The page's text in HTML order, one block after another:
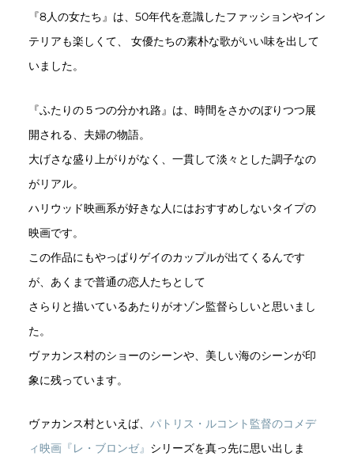
『8人の女たち』は、50年代を意識したファッションやイン
テリアも楽しくて、 女優たちの素朴な歌がいい味を出して
いました。
『ふたりの５つの分かれ路』は、時間をさかのぼりつつ展
開される、夫婦の物語。
大げさな盛り上がりがなく、一貫して淡々とした調子なの
がリアル。
ハリウッド映画系が好きな人にはおすすめしないタイプの
映画です。
この作品にもやっぱりゲイのカップルが出てくるんです
が、あくまで普通の恋人たちとして
さらりと描いているあたりがオゾン監督らしいと思いまし
た。
ヴァカンス村のショーのシーンや、美しい海のシーンが印
象に残っています。
ヴァカンス村といえば、 パトリス・ルコント監督のコメデ
ィ映画『レ・ブロンゼ』 シリーズを真っ先に思い出しま